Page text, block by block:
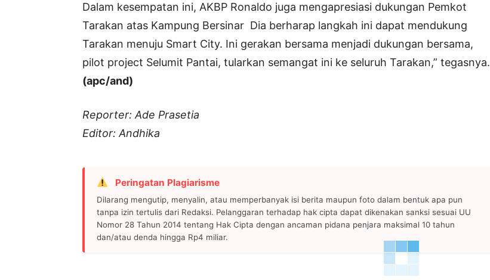
Dalam kesempatan ini, AKBP Ronaldo juga mengapresiasi dukungan Pemkot
Tarakan atas Kampung Bersinar Dia berharap langkah ini dapat mendukung
Tarakan menuju Smart City. Ini gerakan bersama menjadi dukungan bersama,
pilot project Selumit Pantai, tularkan semangat ini ke seluruh Tarakan,” tegasnya.
(apc/and)
Reporter: Ade Prasetia
Editor: Andhika
Peringatan Plagiarisme
Dilarang mengutip, menyalin, atau memperbanyak isi berita maupun foto dalam bentuk apa pun
tanpa izin tertulis dari Redaksi. Pelanggaran terhadap hak cipta dapat dikenakan sanksi sesuai UU
Nomor 28 Tahun 2014 tentang Hak Cipta dengan ancaman pidana penjara maksimal 10 tahun
dan/atau denda hingga Rp4 miliar.